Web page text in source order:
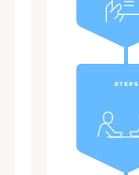
STEP5